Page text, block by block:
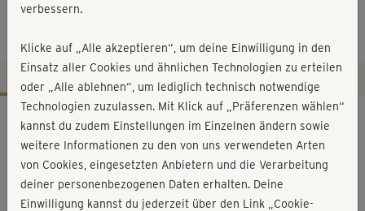
Woche 4 - Topfit mit Baby
Workout-Facts
leicht
1 Min
Daniela Adler
verbessern.
Klicke auf „Alle akzeptieren“, um deine Einwilligung in den
Einsatz aller Cookies und ähnlichen Technologien zu erteilen
oder „Alle ablehnen“, um lediglich technisch notwendige
Technologien zuzulassen. Mit Klick auf „Präferenzen wählen“
kannst du zudem Einstellungen im Einzelnen ändern sowie
weitere Informationen zu den von uns verwendeten Arten
von Cookies, eingesetzten Anbietern und die Verarbeitung
deiner personenbezogenen Daten erhalten. Deine
Einwilligung kannst du jederzeit über den Link „Cookie-